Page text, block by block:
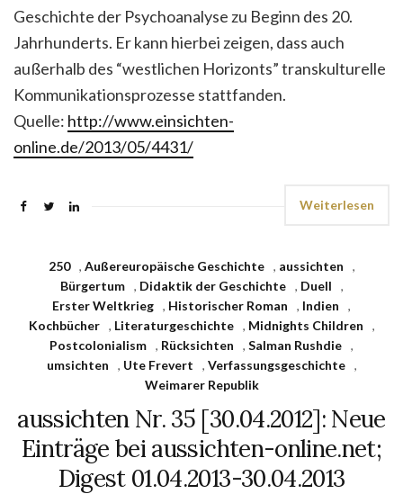
Geschichte der Psychoanalyse zu Beginn des 20.
Jahrhunderts. Er kann hierbei zeigen, dass auch
außerhalb des “westlichen Horizonts” transkulturelle
Kommunikationsprozesse stattfanden.
Quelle: http://www.einsichten-
online.de/2013/05/4431/
Weiterlesen
250 , Außereuropäische Geschichte , aussichten
,
Bürgertum
, Didaktik der Geschichte , Duell
,
Erster Weltkrieg , Historischer Roman , Indien
,
Kochbücher
, Literaturgeschichte , Midnights Children
,
Postcolonialism , Rücksichten , Salman Rushdie ,
umsichten
, Ute Frevert , Verfassungsgeschichte
,
Weimarer Republik
aussichten Nr. 35 [30.04.2012]: Neue
Einträge bei aussichten-online.net;
Digest 01.04.2013-30.04.2013